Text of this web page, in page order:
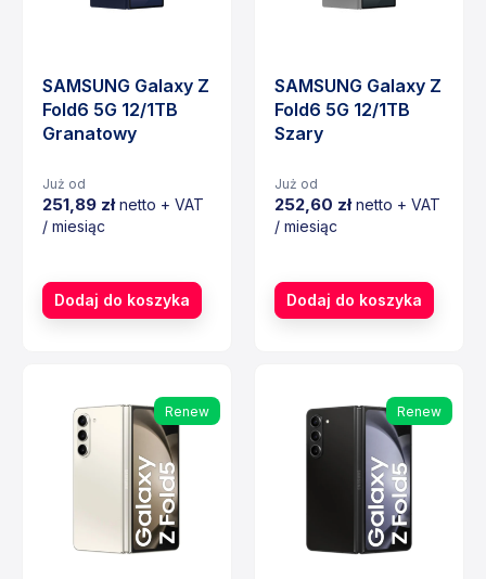
SAMSUNG Galaxy Z
Fold6 5G 12/1TB
Granatowy
Już od
251,89 złnetto + VAT
/ miesiąc
Dodaj do koszyka
SAMSUNG Galaxy Z
Fold6 5G 12/1TB
Szary
Już od
252,60 złnetto + VAT
/ miesiąc
Dodaj do koszyka
Renew Renew